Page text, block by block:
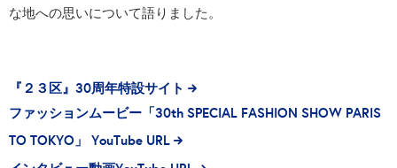
な地への思いについて語りました。
『２３区』30周年特設サイト
ファッションムービー「30th SPECIAL FASHION SHOW PARIS
TO TOKYO」 YouTube URL